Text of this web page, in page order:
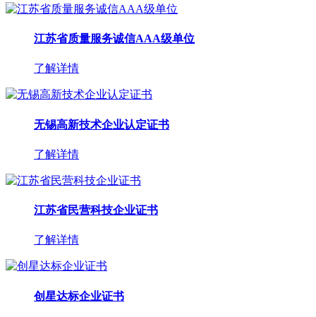
江苏省质量服务诚信AAA级单位
了解详情
无锡高新技术企业认定证书
了解详情
江苏省民营科技企业证书
了解详情
创星达标企业证书